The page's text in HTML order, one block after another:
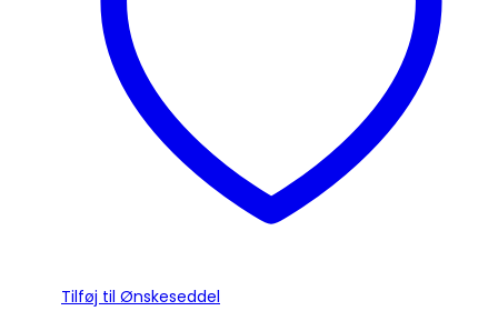
Tilføj til Ønskeseddel